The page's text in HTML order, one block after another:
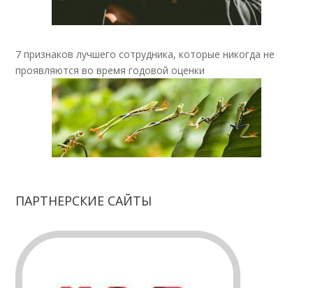
7 признаков лучшего сотрудника, которые никогда не
проявляются во время годовой оценки
ПАРТНЕРСКИЕ САЙТЫ